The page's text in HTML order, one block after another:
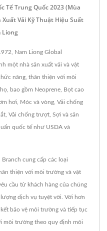
Tế Trung Quốc 2023 (Mùa
Vải Kỹ Thuật Hiệu Suất
Liong
Nam Liong Global
một nhà sản xuất vải và vật
năng, thân thiện với môi
bao gồm Neoprene, Bọt cao
hơi, Móc và vòng, Vải chống
Vải chống trượt, Sợi và sản
quốc tế như USDA và
cung cấp các loại
thiện với môi trường và vật
cầu từ khách hàng của chúng
dịch vụ tuyệt vời. Với hơn
bảo vệ môi trường và tiếp tục
môi trường theo quy định môi